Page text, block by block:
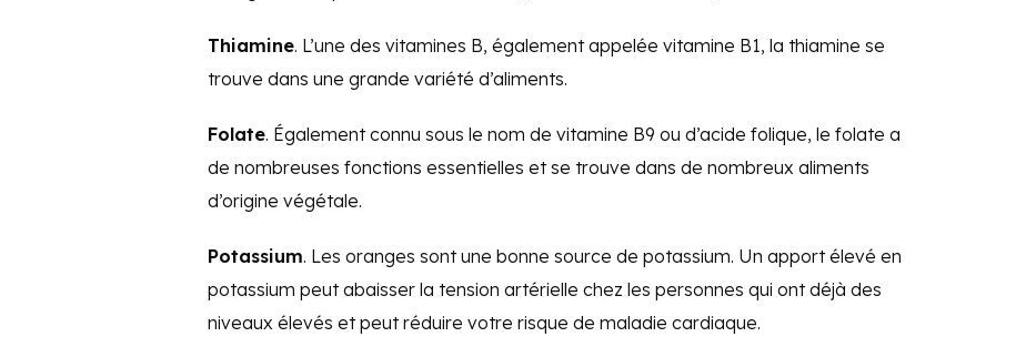
Thiamine. L’une des vitamines B, également appelée vitamine B1, la thiamine se
trouve dans une grande variété d’aliments.
Folate. Également connu sous le nom de vitamine B9 ou d’acide folique, le folate a
de nombreuses fonctions essentielles et se trouve dans de nombreux aliments
d’origine végétale.
Potassium. Les oranges sont une bonne source de potassium. Un apport élevé en
potassium peut abaisser la tension artérielle chez les personnes qui ont déjà des
niveaux élevés et peut réduire votre risque de maladie cardiaque.